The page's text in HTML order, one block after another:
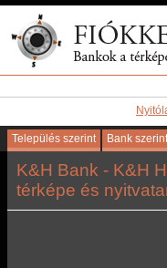
Település szerint Bank szerint
K&H Bank - K&H
térképe és